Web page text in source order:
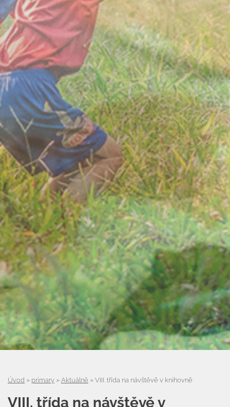
Úvod » primary » Aktuálně » VIII. třída na návštěvě v knihovně
VIII. třída na návštěvě v